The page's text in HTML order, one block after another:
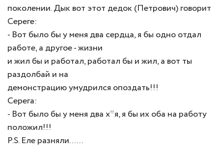
поколении. Дык вот этот дедок (Петрович) говорит
Сереге:
- Вот было бы у меня два сердца, я бы одно отдал
работе, а другое - жизни
и жил бы и работал, работал бы и жил, а вот ты
раздолбай и на
демонстрацию умудрился опоздать!!!
Серега:
- Вот было бы у меня два х*я, я бы их оба на работу
положил!!!
P.S. Еле разняли......